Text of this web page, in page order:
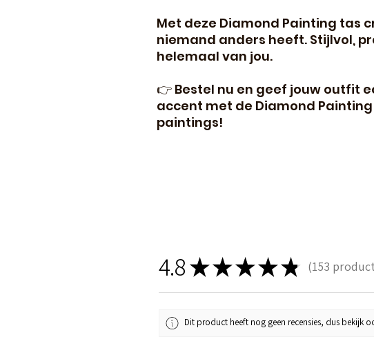
Met deze Diamond Painting tas
niemand anders heeft. Stijlvol,
helemaal van jou.
👉 Bestel nu en geef jouw outfit
accent met de Diamond
paintings!
4.8★★★★★ 153
153
Dit product heeft nog geen recensies, dus bekijk